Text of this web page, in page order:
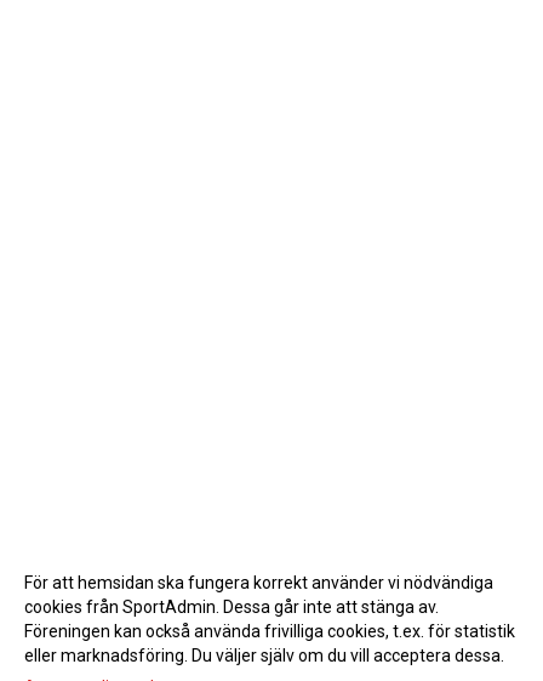
För att hemsidan ska fungera korrekt använder vi nödvändiga
cookies från SportAdmin. Dessa går inte att stänga av.
Föreningen kan också använda frivilliga cookies, t.ex. för statistik
eller marknadsföring. Du väljer själv om du vill acceptera dessa.